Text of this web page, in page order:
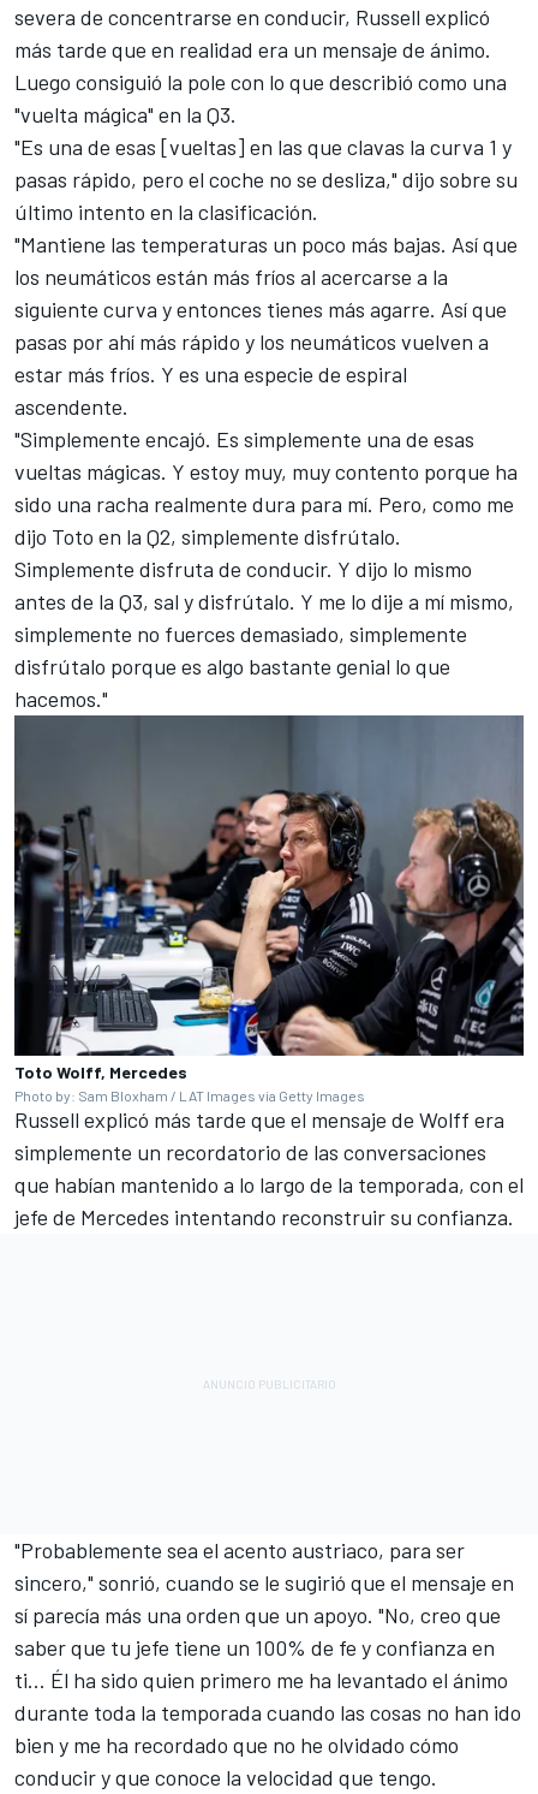
severa de concentrarse en conducir, Russell explicó
más tarde que en realidad era un mensaje de ánimo.
Luego consiguió la pole con lo que describió como una
"vuelta mágica" en la Q3.
"Es una de esas [vueltas] en las que clavas la curva 1 y
pasas rápido, pero el coche no se desliza," dijo sobre su
último intento en la clasificación.
"Mantiene las temperaturas un poco más bajas. Así que
los neumáticos están más fríos al acercarse a la
siguiente curva y entonces tienes más agarre. Así que
pasas por ahí más rápido y los neumáticos vuelven a
estar más fríos. Y es una especie de espiral
ascendente.
"Simplemente encajó. Es simplemente una de esas
vueltas mágicas. Y estoy muy, muy contento porque ha
sido una racha realmente dura para mí. Pero, como me
dijo Toto en la Q2, simplemente disfrútalo.
Simplemente disfruta de conducir. Y dijo lo mismo
antes de la Q3, sal y disfrútalo. Y me lo dije a mí mismo,
simplemente no fuerces demasiado, simplemente
disfrútalo porque es algo bastante genial lo que
hacemos."
Toto Wolff, Mercedes
Photo by: Sam Bloxham / LAT Images via Getty Images
Russell explicó más tarde que el mensaje de Wolff era
simplemente un recordatorio de las conversaciones
que habían mantenido a lo largo de la temporada, con el
jefe de Mercedes intentando reconstruir su confianza.
"Probablemente sea el acento austriaco, para ser
sincero," sonrió, cuando se le sugirió que el mensaje en
sí parecía más una orden que un apoyo. "No, creo que
saber que tu jefe tiene un 100% de fe y confianza en
ti... Él ha sido quien primero me ha levantado el ánimo
durante toda la temporada cuando las cosas no han ido
bien y me ha recordado que no he olvidado cómo
conducir y que conoce la velocidad que tengo.